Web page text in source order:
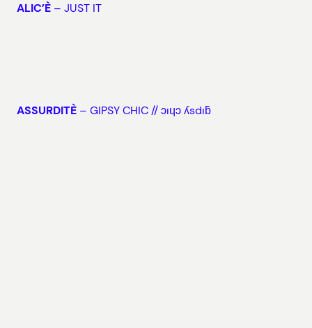
ALIC’È – JUST IT
ASSURDITÈ – GIPSY CHIC // ɔıɥɔ ʎsdıƃ